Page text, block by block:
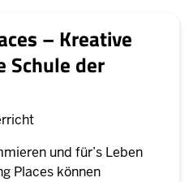
– Kreative
Schule der
und für’s Leben
Places können